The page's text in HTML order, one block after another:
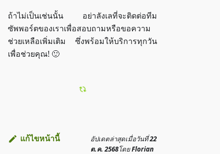
ถ้าไม่เป็นเช่นนั้น อย่าลังเลที่จะติดต่อทีม
ซัพพอร์ตของเราเพื่อสอบถามหรือขอความ
ช่วยเหลือเพิ่มเติม ซึ่งพร้อมให้บริการทุกวัน
เพื่อช่วยคุณ! 🙂
แก้ไขหน้านี้ อัปเดตล่าสุดเมื่อวันที่22
ต.ค. 2568โดยFlorian